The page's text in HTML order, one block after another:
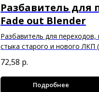
Разбавитель для
Fade out Blender
Разбавитель для
стыка старого и нового ЛКП
72,58 р.
Подробнее